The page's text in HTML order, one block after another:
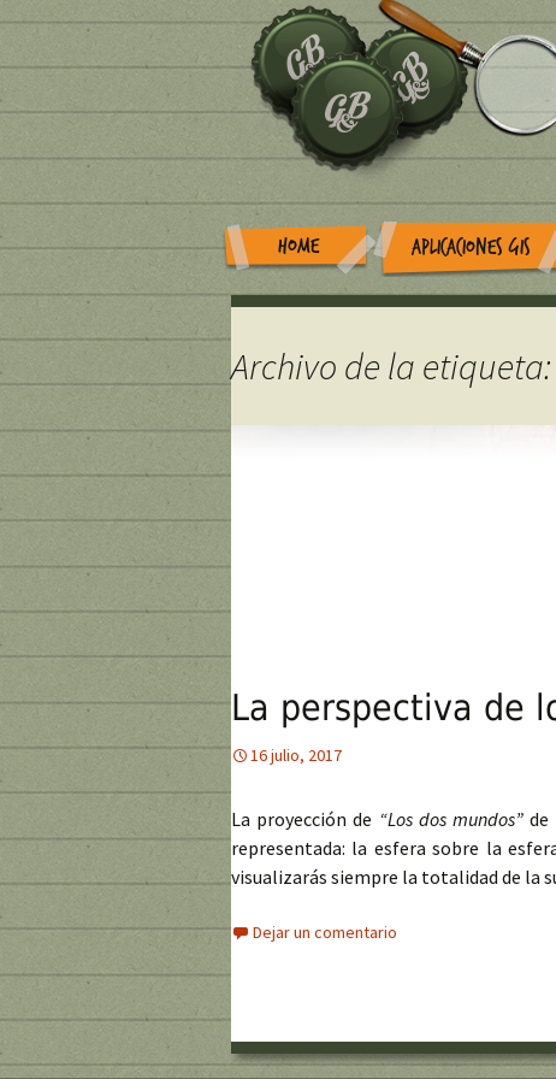
HOME APLICACIONES GIS
Archivo de la
La perspectiva de
16 julio, 2017
La proyección de “Los dos mundos” de
representada: la esfera sobre la
visualizarás siempre la totalidad de la
Dejar un comentario